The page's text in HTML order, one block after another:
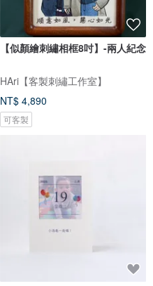
【似顏繪刺繡相框8吋】-兩人紀念
HAri【客製刺繡工作室】
NT$ 4,890
可客製